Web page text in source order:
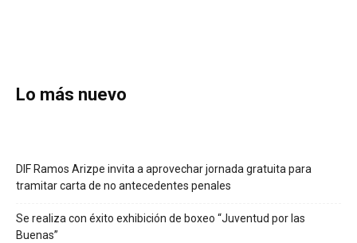
Lo más nuevo
DIF Ramos Arizpe invita a aprovechar jornada gratuita para
tramitar carta de no antecedentes penales
Se realiza con éxito exhibición de boxeo “Juventud por las
Buenas”